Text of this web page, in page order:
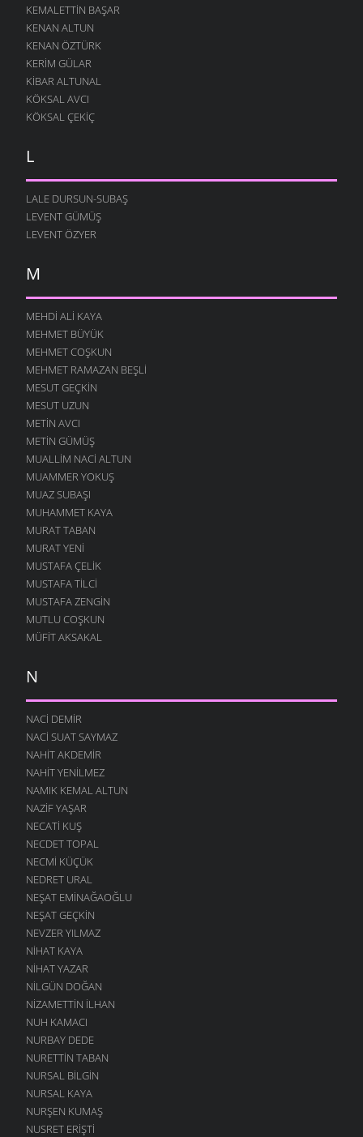
KEMALETTIN BAŞAR
KENAN ALTUN
KENAN ÖZTÜRK
KERIM GÜLAR
KIBAR ALTUNAL
KÖKSAL AVCI
KÖKSAL ÇEKIÇ
L
LALE DURSUN-SUBAŞ
LEVENT GÜMÜŞ
LEVENT ÖZYER
M
MEHDI ALI KAYA
MEHMET BÜYÜK
MEHMET COŞKUN
MEHMET RAMAZAN BEŞLI
MESUT GEÇKIN
MESUT UZUN
METIN AVCI
METIN GÜMÜŞ
MUALLIM NACI ALTUN
MUAMMER YOKUŞ
MUAZ SUBAŞI
MUHAMMET KAYA
MURAT TABAN
MURAT YENI
MUSTAFA ÇELIK
MUSTAFA TILCI
MUSTAFA ZENGIN
MUTLU COŞKUN
MÜFIT AKSAKAL
N
NACI DEMIR
NACI SUAT SAYMAZ
NAHIT AKDEMIR
NAHIT YENILMEZ
NAMIK KEMAL ALTUN
NAZIF YAŞAR
NECATI KUŞ
NECDET TOPAL
NECMI KÜÇÜK
NEDRET URAL
NEŞAT EMINAĞAOĞLU
NEŞAT GEÇKIN
NEVZER YILMAZ
NIHAT KAYA
NIHAT YAZAR
NILGÜN DOĞAN
NIZAMETTIN İLHAN
NUH KAMACI
NURBAY DEDE
NURETTIN TABAN
NURSAL BILGIN
NURSAL KAYA
NURŞEN KUMAŞ
NUSRET ERIŞTI